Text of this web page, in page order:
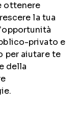
ottenere
la tua
privato e
per aiutare te
della